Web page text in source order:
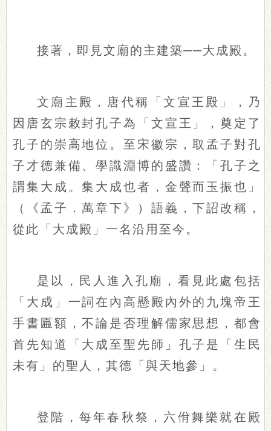
接著，即見文廟的主建築──大成殿。
文廟主殿，唐代稱「文宣王殿」，乃
因唐玄宗敕封孔子為「文宣王」，奠定了
孔子的崇高地位。至宋徽宗，取孟子對孔
子才德兼備、學識淵博的盛讚：「孔子之
謂集大成。集大成也者，金聲而玉振也」
（《孟子．萬章下》）語義，下詔改稱，
從此「大成殿」一名沿用至今。
是以，民人進入孔廟，看見此處包括
「大成」一詞在內高懸殿內外的九塊帝王
手書匾額，不論是否理解儒家思想，都會
首先知道「大成至聖先師」孔子是「生民
未有」的聖人，其德「與天地參」。
登階，每年春秋祭，六佾舞樂就在殿